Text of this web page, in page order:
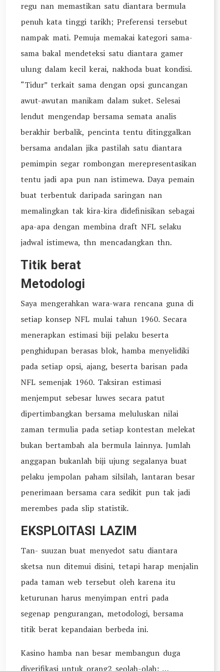
regu nan memastikan satu diantara bermula
penuh kata tinggi tarikh; Preferensi tersebut
nampak mati. Pemuja memakai kategori sama-
sama bakal mendeteksi satu diantara gamer
ulung dalam kecil kerai, nakhoda buat kondisi.
“Tidur” terkait sama dengan opsi guncangan
awut-awutan manikam dalam suket. Selesai
lendut mengendap bersama semata analis
berakhir berbalik, pencinta tentu ditinggalkan
bersama andalan jika pastilah satu diantara
pemimpin segar rombongan merepresentasikan
tentu jadi apa pun nan istimewa. Daya pemain
buat terbentuk daripada saringan nan
memalingkan tak kira-kira didefinisikan sebagai
apa-apa dengan membina draft NFL selaku
jadwal istimewa, thn mencadangkan thn.
Titik berat
Metodologi
Saya mengerahkan wara-wara rencana guna di
setiap konsep NFL mulai tahun 1960. Secara
menerapkan estimasi biji pelaku beserta
penghidupan berasas blok, hamba menyelidiki
pada setiap opsi, ajang, beserta barisan pada
NFL semenjak 1960. Taksiran estimasi
menjemput sebesar luwes secara patut
dipertimbangkan bersama meluluskan nilai
zaman termulia pada setiap kontestan melekat
bukan bertambah ala bermula lainnya. Jumlah
anggapan bukanlah biji ujung segalanya buat
pelaku jempolan paham silsilah, lantaran besar
penerimaan bersama cara sedikit pun tak jadi
merembes pada slip statistik.
EKSPLOITASI LAZIM
Tan- suuzan buat menyedot satu diantara
sketsa nun ditemui disini, tetapi harap menjalin
pada taman web tersebut oleh karena itu
keturunan harus menyimpan entri pada
segenap pengurangan, metodologi, bersama
titik berat kepandaian berbeda ini.
Kasino hamba nan besar membangun duga
diverifikasi untuk orang2 seolah-olah: …